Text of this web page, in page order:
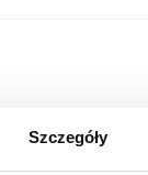
Szczegóły